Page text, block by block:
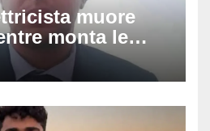
muore
monta le
festa: chi era
e cosa è